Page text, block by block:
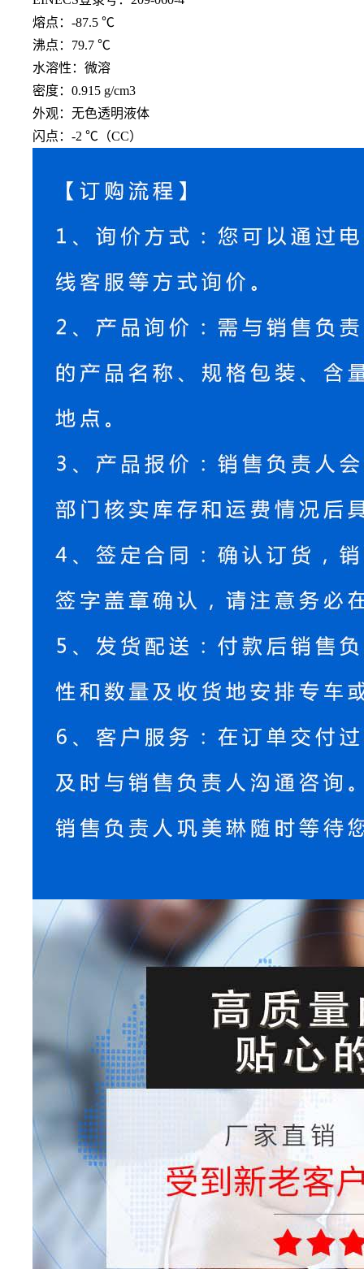
熔点：-87.5 ℃
沸点：79.7 ℃
水溶性：微溶
密度：0.915 g/cm3
外观：无色透明液体
闪点：-2 ℃（CC）